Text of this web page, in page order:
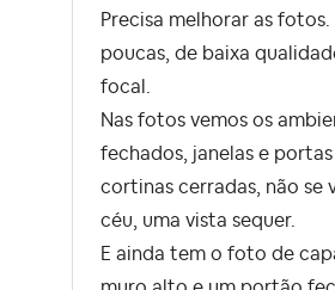
Precisa melhorar as
poucas, de baixa
focal.
Nas fotos vemos os
fechados, janelas e
cortinas cerradas, não se
céu, uma vista sequer.
E ainda tem o foto de